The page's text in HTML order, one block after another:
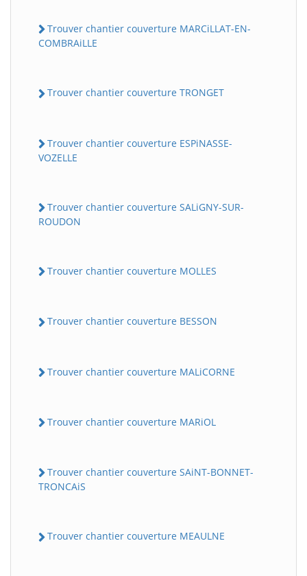
Trouver chantier couverture MARCiLLAT-EN-
COMBRAiLLE
Trouver chantier couverture TRONGET
Trouver chantier couverture ESPiNASSE-
VOZELLE
Trouver chantier couverture SALiGNY-SUR-
ROUDON
Trouver chantier couverture MOLLES
Trouver chantier couverture BESSON
Trouver chantier couverture MALiCORNE
Trouver chantier couverture MARiOL
Trouver chantier couverture SAiNT-BONNET-
TRONCAiS
Trouver chantier couverture MEAULNE